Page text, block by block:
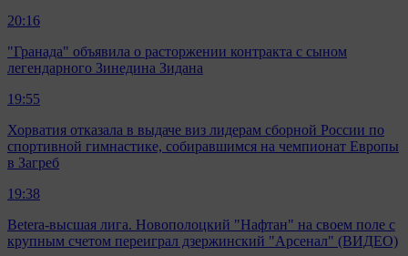
20:16
"Гранада" объявила о расторжении контракта с сыном
легендарного Зинедина Зидана
19:55
Хорватия отказала в выдаче виз лидерам сборной России по
спортивной гимнастике, собиравшимся на чемпионат Европы
в Загреб
19:38
Betera-высшая лига. Новополоцкий "Нафтан" на своем поле с
крупным счетом переиграл дзержинский "Арсенал" (ВИДЕО)